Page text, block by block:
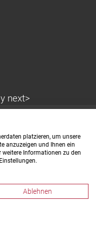
next>
platzieren, um unsere
anzuzeigen und Ihnen ein
weitere Informationen zu den
Ablehnen